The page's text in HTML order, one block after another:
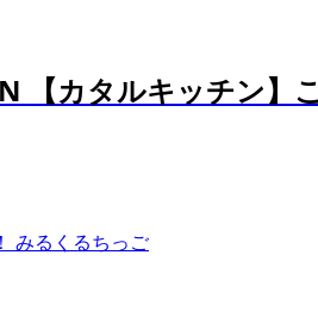
【カタルキッチン
みるくるちっご